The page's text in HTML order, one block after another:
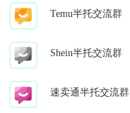
Temu半托交流群
Shein半托交流群
速卖通半托交流群